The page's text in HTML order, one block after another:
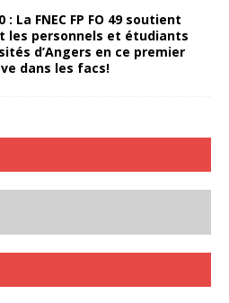
: La FNEC FP FO 49 soutient
les personnels et étudiants
d’Angers en ce premier
dans les facs!